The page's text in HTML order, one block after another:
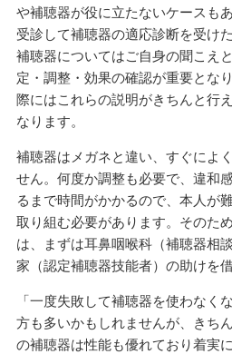
や補聴器が役に立たないケースも
受診して補聴器の適応診断を受け
補聴器についてはご自身の聞こえ
定・調整・効果の確認が重要とな
際にはこれらの説明がきちんと行
なります。
補聴器はメガネと違い、すぐによ
せん。何度か調整も必要で、違和
るまで時間がかかるので、本人が
取り組む必要があります。そのた
は、まずは耳鼻咽喉科（補聴器相
家（認定補聴器技能者）の助けを
「一度失敗して補聴器を使わなく
方も多いかもしれませんが、きち
の補聴器は性能も優れており着実